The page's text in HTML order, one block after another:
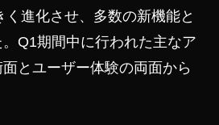
く進化させ、多数の新機能と
Q1期間中に行われた主なア
とユーザー体験の両面から